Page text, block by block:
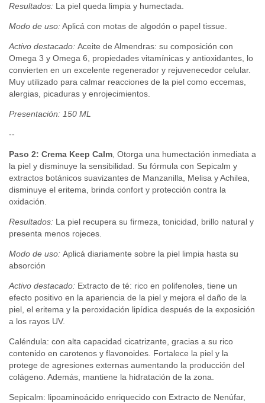
Resultados: La piel queda limpia y humectada.
Modo de uso:Aplicá con motas de algodón o papel tissue.
Activo destacado: Aceite de Almendras: su composición con
Omega 3 y Omega 6, propiedades vitamínicas y antioxidantes, lo
convierten en un excelente regenerador y rejuvenecedor celular.
Muy utilizado para calmar reacciones de la piel como eccemas,
alergias, picaduras y enrojecimientos.
Presentación: 150 ML
--
Paso 2: Crema Keep Calm , Otorga una humectación inmediata a
la piel y disminuye la sensibilidad. Su fórmula con Sepicalm y
extractos botánicos suavizantes de Manzanilla, Melisa y Achilea,
disminuye el eritema, brinda confort y protección contra la
oxidación.
Resultados: La piel recupera su firmeza, tonicidad, brillo natural y
presenta menos rojeces.
Modo de uso: Aplicá diariamente sobre la piel limpia hasta su
absorción
Activo destacado: Extracto de té: rico en polifenoles, tiene un
efecto positivo en la apariencia de la piel y mejora el daño de la
piel, el eritema y la peroxidación lipídica después de la exposición
a los rayos UV.
Caléndula: con alta capacidad cicatrizante, gracias a su rico
contenido en carotenos y flavonoides. Fortalece la piel y la
protege de agresiones externas aumentando la producción del
colágeno. Además, mantiene la hidratación de la zona.
Sepicalm: lipoaminoácido enriquecido con Extracto de Nenúfar,